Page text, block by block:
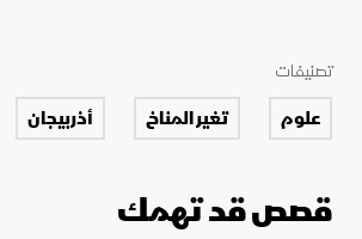
تصنيفات
علوم تغير المناخ أذربيجان
قصص قد تهمك